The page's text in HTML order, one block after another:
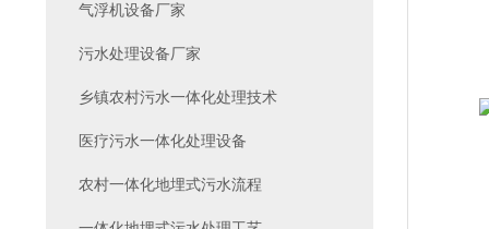
气浮机设备厂家
污水处理设备厂家
乡镇农村污水一体化处理技术
医疗污水一体化处理设备
农村一体化地埋式污水流程